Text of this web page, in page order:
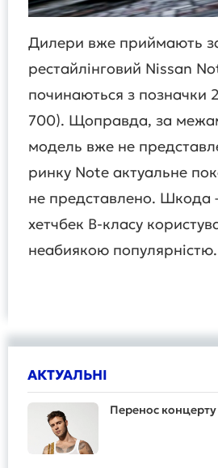
Дилери вже приймають
рестайлінговий Nissan
починаються з позначки
700). Щоправда, за
модель вже не
ринку Note актуальне
не представлено. Шкода
хетчбек B-класу
неабиякою популярністю.
АКТУАЛЬНІ
Перенос